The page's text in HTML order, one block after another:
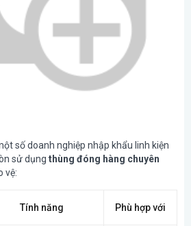
số doanh nghiệp nhập khẩu linh kiện
sử dụng thùng đóng hàng chuyên
vệ:
Tính năng Phù hợp với